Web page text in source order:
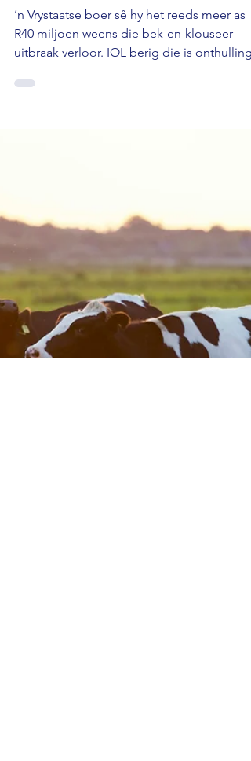
R40 miljoen weens die bek-en-klouseer-
uitbraak verloor. IOL berig die is onthulling
gemaak tydens ’n oorsigbesoek deur die
Parlement se portefeuljekomitee oor
landbou in die Fezile Dabi-distrik. Boere
die provinsiale Departement van Landbou
gekritiseer en beweer entstowwe is nie
betyds toegedien nie. Volgens die boer kos
dit tussen R4 000 en R6 000 om ’n enkele